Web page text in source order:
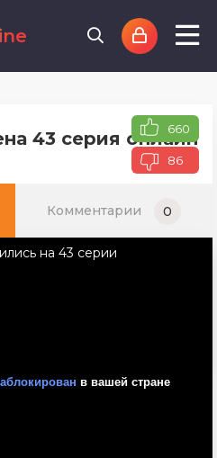
43 серия онлайн
660
86
Комментарии 0
на 43 серии